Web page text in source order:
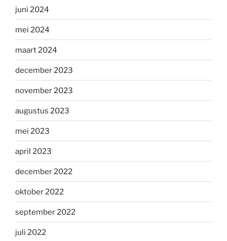
juni 2024
mei 2024
maart 2024
december 2023
november 2023
augustus 2023
mei 2023
april 2023
december 2022
oktober 2022
september 2022
juli 2022